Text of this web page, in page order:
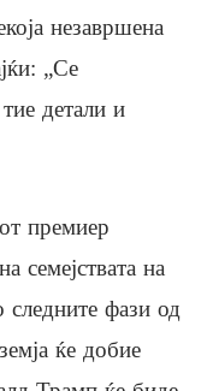
незавршена
„Се
детали и
премиер
семејствата на
фази од
ќе добие